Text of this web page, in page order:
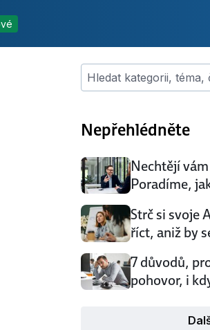
Hledat kategorii, téma,
Nepřehlédněte
Nechtějí
Poradíme,
Strč si svoje
říct, aniž by
7 důvodů,
pohovor, i